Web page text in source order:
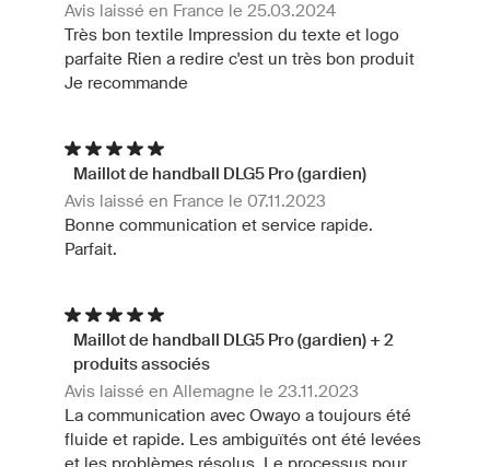
Avis laissé en France le 25.03.2024
Très bon textile Impression du texte et logo
parfaite Rien a redire c'est un très bon produit
Je recommande
Maillot de handball DLG5 Pro (gardien)
Avis laissé en France le 07.11.2023
Bonne communication et service rapide.
Parfait.
Maillot de handball DLG5 Pro (gardien) + 2
produits associés
Avis laissé en Allemagne le 23.11.2023
La communication avec Owayo a toujours été
fluide et rapide. Les ambiguïtés ont été levées
et les problèmes résolus. Le processus pour